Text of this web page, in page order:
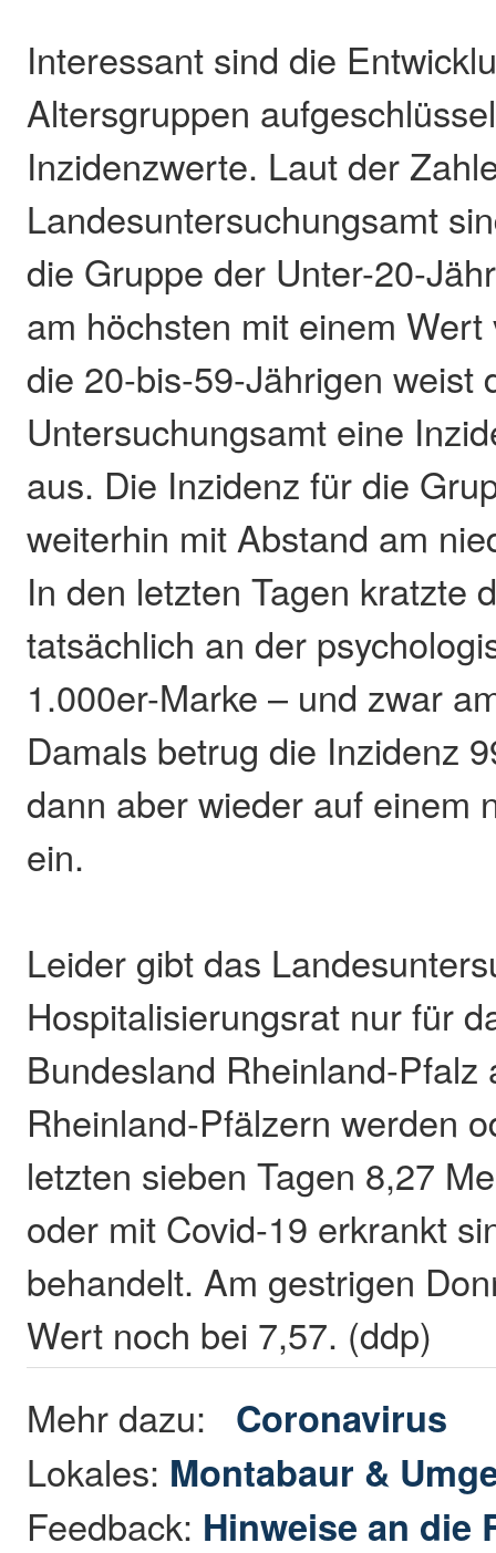
Interessant sind die
Altersgruppen
Inzidenzwerte. Laut der
Landesuntersuchungsamt
die Gruppe der Unter-20-
am höchsten mit einem
die 20-bis-59-Jährigen weist
Untersuchungsamt eine
aus. Die Inzidenz für die
weiterhin mit Abstand am
In den letzten Tagen kratzte
tatsächlich an der
1.000er-Marke – und zwar
Damals betrug die Inzidenz
dann aber wieder auf einem
ein.
Leider gibt das
Hospitalisierungsrat nur für
Bundesland Rheinland-Pfalz
Rheinland-Pfälzern werden
letzten sieben Tagen 8,27
oder mit Covid-19 erkrankt
behandelt. Am gestrigen
Wert noch bei 7,57. (ddp)
Mehr dazu: Coronavirus
Lokales: Montabaur &
Feedback: Hinweise an die